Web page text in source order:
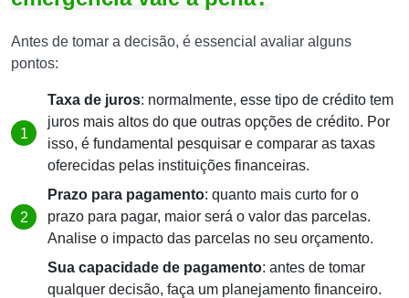
Antes de tomar a decisão, é essencial avaliar alguns
pontos:
Taxa de juros: normalmente, esse tipo de crédito tem
juros mais altos do que outras opções de crédito. Por
isso, é fundamental pesquisar e comparar as taxas
oferecidas pelas instituições financeiras.
Prazo para pagamento: quanto mais curto for o
prazo para pagar, maior será o valor das parcelas.
Analise o impacto das parcelas no seu orçamento.
Sua capacidade de pagamento: antes de tomar
qualquer decisão, faça um planejamento financeiro.